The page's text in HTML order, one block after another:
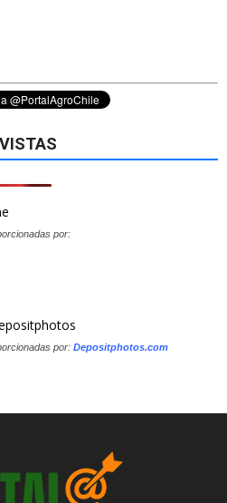
por:
por: Depositphotos.com